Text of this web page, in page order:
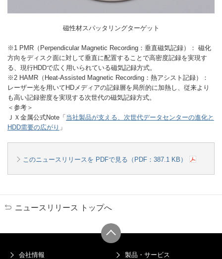
磁性材スパッタリングターゲット
※1 PMR（Perpendicular Magnetic Recording：垂直磁気記録）： 磁化
方向をディスク面に対して垂直に配置することで高密度記録を実現す
る、現行HDDで広く用いられている磁気記録方式。
※2 HAMR（Heat-Assisted Magnetic Recording：熱アシスト記録）：
レーザー光を用いてHDメディアの記録層を局所的に加熱し、従来より
も高い記録密度を実現する次世代の磁気記録方式。
＜参考＞
ＪＸ金属公式Note「 当社製品が支える、次世代データセンターの進化と
HDD需要の広がり 」
このニュースリリースを PDFで見る（PDF：387.1 KB）
ニュースリリース トップへ
会社情報 製品・サービス